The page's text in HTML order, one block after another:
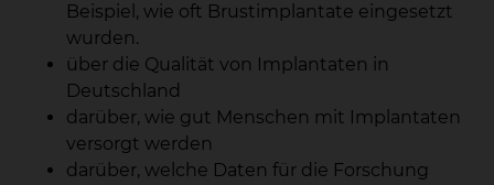
Beispiel, wie oft Brustimplantate eingesetzt
wurden.
über die Qualität von Implantaten in
Deutschland
darüber, wie gut Menschen mit Implantaten
versorgt werden
darüber, welche Daten für die Forschung